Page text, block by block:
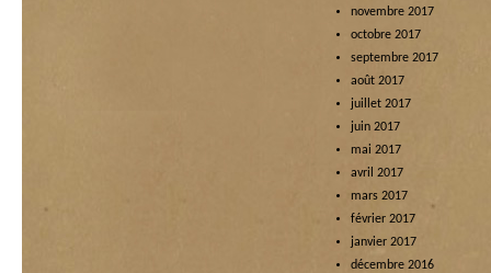
novembre 2017
octobre 2017
septembre 2017
août 2017
juillet 2017
juin 2017
mai 2017
avril 2017
mars 2017
février 2017
janvier 2017
décembre 2016